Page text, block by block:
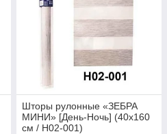
Шторы рулонные «ЗЕБРА
МИНИ» [День-Ночь] (40х160
см / H02-001)